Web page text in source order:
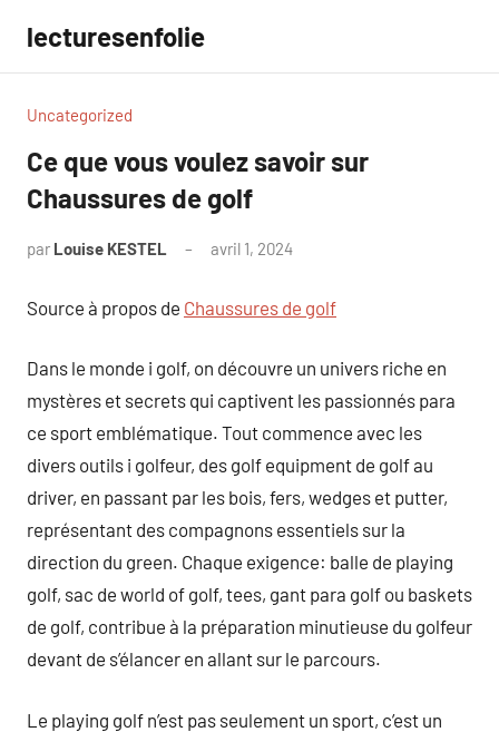
contenu
lecturesenfolie
Uncategorized
Ce que vous voulez savoir sur
Chaussures de golf
par Louise KESTEL avril 1, 2024
Source à propos de Chaussures de golf
Dans le monde i golf, on découvre un univers riche en
mystères et secrets qui captivent les passionnés para
ce sport emblématique. Tout commence avec les
divers outils i golfeur, des golf equipment de golf au
driver, en passant par les bois, fers, wedges et putter,
représentant des compagnons essentiels sur la
direction du green. Chaque exigence: balle de playing
golf, sac de world of golf, tees, gant para golf ou baskets
de golf, contribue à la préparation minutieuse du golfeur
devant de s’élancer en allant sur le parcours.
Le playing golf n’est pas seulement un sport, c’est un